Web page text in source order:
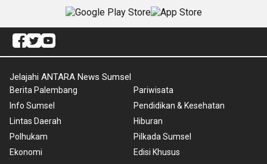
Jelajahi ANTARA News Sumsel
Berita Palembang
Info Sumsel
Lintas Daerah
Polhukam
Ekonomi
Pariwisata
Pendidikan & Kesehatan
Hiburan
Pilkada Sumsel
Edisi Khusus